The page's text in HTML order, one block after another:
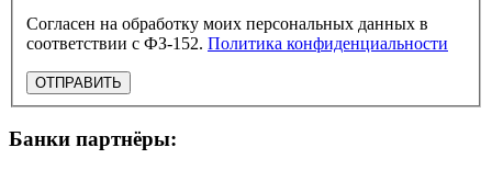
Согласен на обработку моих персональных данных в
соответствии с ФЗ-152. Политика конфиденциальности
ОТПРАВИТЬ
Банки партнёры: